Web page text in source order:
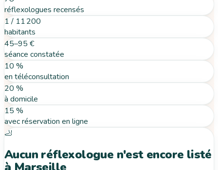
réflexologues recensés
1 / 11 200
habitants
45–95 €
séance constatée
10 %
en téléconsultation
20 %
à domicile
15 %
avec réservation en ligne
🦶
Aucun réflexologue n'est encore listé
à Marseille